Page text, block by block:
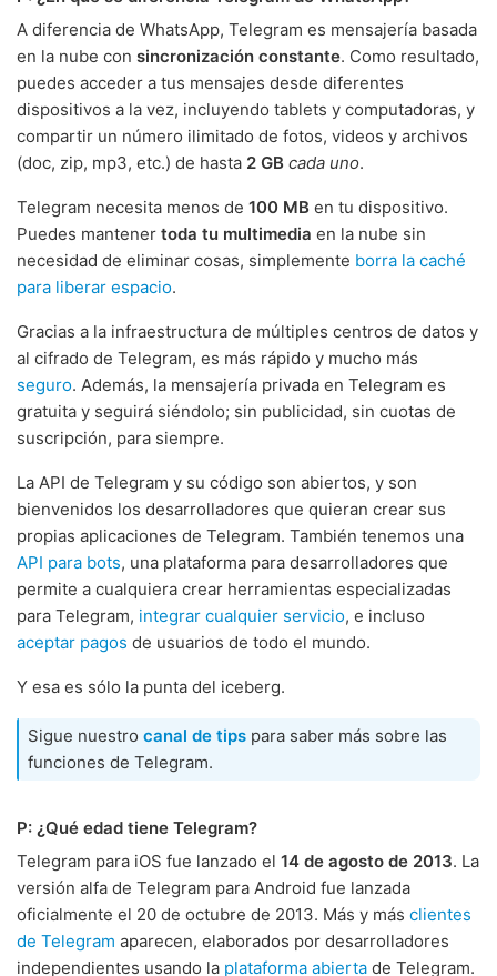
A diferencia de WhatsApp, Telegram es mensajería basada
en la nube con sincronización constante. Como resultado,
puedes acceder a tus mensajes desde diferentes
dispositivos a la vez, incluyendo tablets y computadoras, y
compartir un número ilimitado de fotos, videos y archivos
(doc, zip, mp3, etc.) de hasta 2 GB cada uno.
Telegram necesita menos de 100 MB en tu dispositivo.
Puedes mantener toda tu multimedia en la nube sin
necesidad de eliminar cosas, simplemente borra la caché
para liberar espacio.
Gracias a la infraestructura de múltiples centros de datos y
al cifrado de Telegram, es más rápido y mucho más
seguro. Además, la mensajería privada en Telegram es
gratuita y seguirá siéndolo; sin publicidad, sin cuotas de
suscripción, para siempre.
La API de Telegram y su código son abiertos, y son
bienvenidos los desarrolladores que quieran crear sus
propias aplicaciones de Telegram. También tenemos una
API para bots, una plataforma para desarrolladores que
permite a cualquiera crear herramientas especializadas
para Telegram, integrar cualquier servicio, e incluso
aceptar pagos de usuarios de todo el mundo.
Y esa es sólo la punta del iceberg.
Sigue nuestro canal de tips para saber más sobre las
funciones de Telegram.
P: ¿Qué edad tiene Telegram?
Telegram para iOS fue lanzado el 14 de agosto de 2013. La
versión alfa de Telegram para Android fue lanzada
oficialmente el 20 de octubre de 2013. Más y más clientes
de Telegram aparecen, elaborados por desarrolladores
independientes usando la plataforma abierta de Telegram.